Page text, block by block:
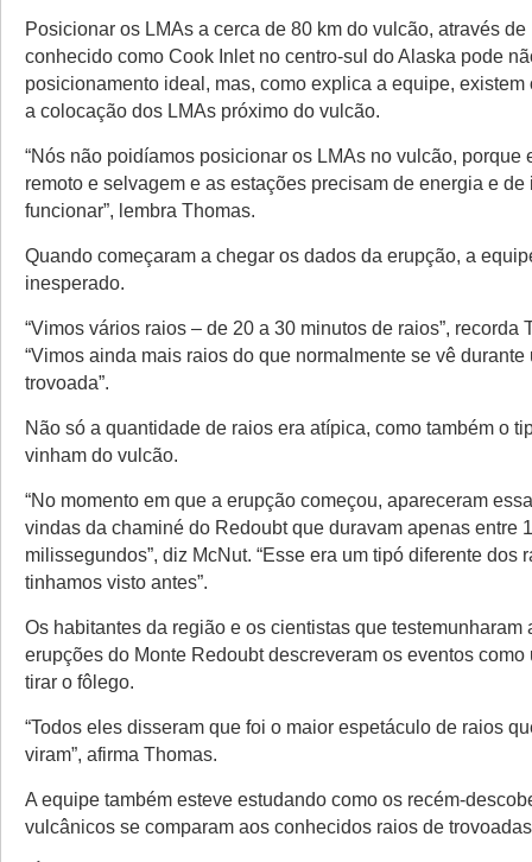
Posicionar os LMAs a cerca de 80 km do vulcão, através de
conhecido como Cook Inlet no centro-sul do Alaska pode
posicionamento ideal, mas, como explica a equipe, existem
a colocação dos LMAs próximo do vulcão.
“Nós não poidíamos posicionar os LMAs no vulcão, porque
remoto e selvagem e as estações precisam de energia e de
funcionar”, lembra Thomas.
Quando começaram a chegar os dados da erupção, a
inesperado.
“Vimos vários raios – de 20 a 30 minutos de raios”, recorda
“Vimos ainda mais raios do que normalmente se vê durante
trovoada”.
Não só a quantidade de raios era atípica, como também o
vinham do vulcão.
“No momento em que a erupção começou, apareceram
vindas da chaminé do Redoubt que duravam apenas entre
milissegundos”, diz McNut. “Esse era um tipó diferente dos
tinhamos visto antes”.
Os habitantes da região e os cientistas que testemunharam
erupções do Monte Redoubt descreveram os eventos como
tirar o fôlego.
“Todos eles disseram que foi o maior espetáculo de raios
viram”, afirma Thomas.
A equipe também esteve estudando como os recém-
vulcânicos se comparam aos conhecidos raios de